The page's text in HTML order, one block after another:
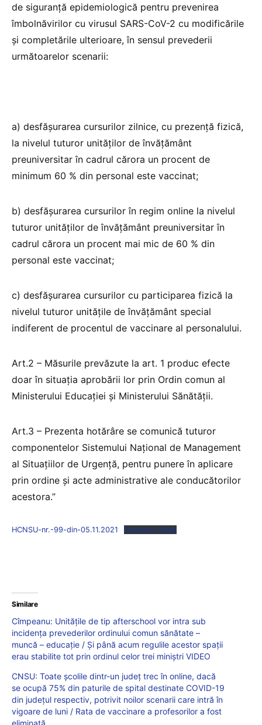
de siguranţă epidemiologică pentru prevenirea
îmbolnăvirilor cu virusul SARS-CoV-2 cu modificările
și completările ulterioare, în sensul prevederii
următoarelor scenarii:
a) desfășurarea cursurilor zilnice, cu prezență fizică,
la nivelul tuturor unităților de învățământ
preuniversitar în cadrul cărora un procent de
minimum 60 % din personal este vaccinat;
b) desfășurarea cursurilor în regim online la nivelul
tuturor unităților de învățământ preuniversitar în
cadrul cărora un procent mai mic de 60 % din
personal este vaccinat;
c) desfășurarea cursurilor cu participarea fizică la
nivelul tuturor unitățile de învățământ special
indiferent de procentul de vaccinare al personalului.
Art.2 – Măsurile prevăzute la art. 1 produc efecte
doar în situația aprobării lor prin Ordin comun al
Ministerului Educației și Ministerului Sănătății.
Art.3 – Prezenta hotărâre se comunică tuturor
componentelor Sistemului Național de Management
al Situațiilor de Urgență, pentru punere în aplicare
prin ordine și acte administrative ale conducătorilor
acestora.”
HCNSU-nr.-99-din-05.11.2021 Descarcă fișier
Similare
Cîmpeanu: Unitățile de tip afterschool vor intra sub
incidența prevederilor ordinului comun sănătate –
muncă – educație / Și până acum regulile acestor spații
erau stabilite tot prin ordinul celor trei miniștri VIDEO
CNSU: Toate școlile dintr-un județ trec în online, dacă
se ocupă 75% din paturile de spital destinate COVID-19
din județul respectiv, potrivit noilor scenarii care intră în
vigoare de luni / Rata de vaccinare a profesorilor a fost
eliminată